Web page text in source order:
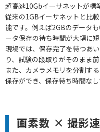
超高速10Gbイーサネットが標
従来の1GBイーサネットと比
能です。例えば2GBのデータ
ータ保存の待ち時間が大幅に短
現場では、保存完了を待つあ
り、試験の段取りがそのまま前
また、カメラメモリを分割す
保存ができ、保存待ち時間なし
画素数 × 撮影